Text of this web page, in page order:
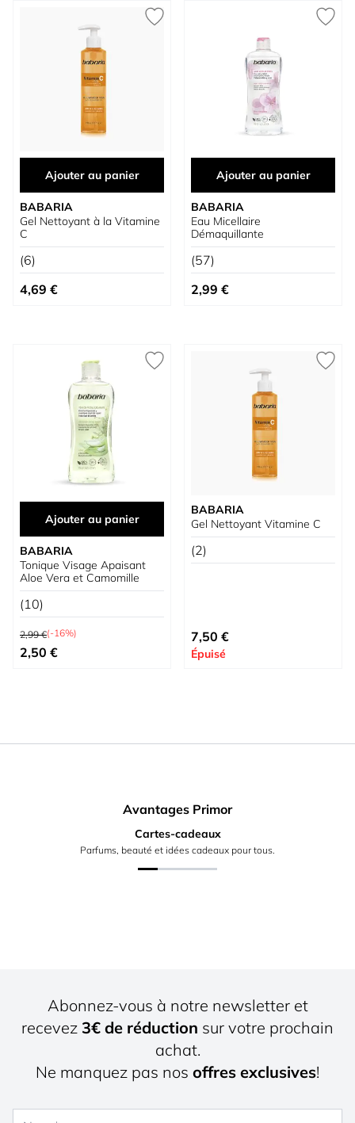
Ajouter au panier
BABARIA
Gel Nettoyant à la Vitamine
C
(6)
4,69 €
Ajouter au panier
BABARIA
Eau Micellaire
Démaquillante
(57)
2,99 €
Ajouter au panier
BABARIA
Tonique Visage Apaisant
Aloe Vera et Camomille
(10)
Prix normal
2,99 €(-16%)
Prix spécial
2,50 €
BABARIA
Gel Nettoyant Vitamine C
(2)
À partir de
7,50 €
Épuisé
Avantages Primor
Cartes-cadeaux
Parfums, beauté et idées cadeaux pour tous.
Abonnez-vous à notre newsletter et
recevez 3€ de réduction sur votre prochain
achat.
Ne manquez pas nos offres exclusives!